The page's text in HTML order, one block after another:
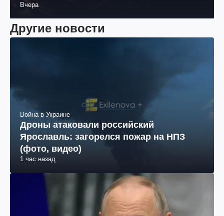
раненых (фото, видео)
Вчера
Другие новости
Война в Украине
Дроны атаковали российский
Ярославль: загорелся пожар на НПЗ
(фото, видео)
1 час назад